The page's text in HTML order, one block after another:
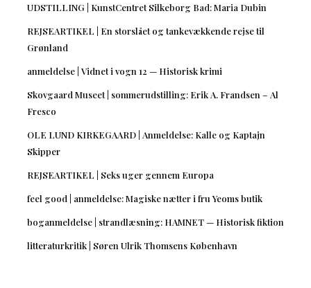
UDSTILLING | KunstCentret Silkeborg Bad: Maria Dubin
REJSEARTIKEL | En storslået og tankevækkende rejse til
Grønland
anmeldelse | Vidnet i vogn 12 — Historisk krimi
Skovgaard Museet | sommerudstilling: Erik A. Frandsen – Al
Fresco
OLE LUND KIRKEGAARD | Anmeldelse: Kalle og Kaptajn
Skipper
REJSEARTIKEL | Seks uger gennem Europa
feel good | anmeldelse: Magiske nætter i fru Yeoms butik
boganmeldelse | strandlæsning: HAMNET — Historisk fiktion
litteraturkritik | Søren Ulrik Thomsens København